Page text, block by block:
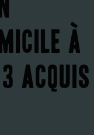
à
acquis